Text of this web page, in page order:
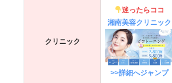
クリニック
迷ったらココ
湘南美容クリニック
>>詳細へジャンプ